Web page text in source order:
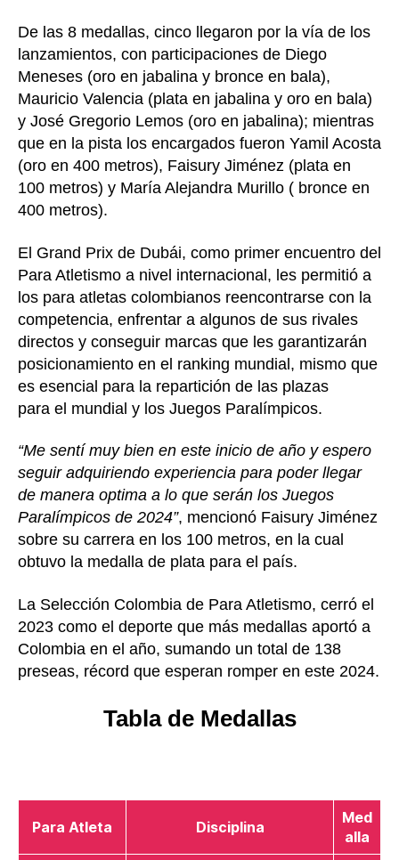
De las 8 medallas, cinco llegaron por la vía de los
lanzamientos, con participaciones de Diego
Meneses (oro en jabalina y bronce en bala),
Mauricio Valencia (plata en jabalina y oro en bala)
y José Gregorio Lemos (oro en jabalina); mientras
que en la pista los encargados fueron Yamil Acosta
(oro en 400 metros), Faisury Jiménez (plata en
100 metros) y María Alejandra Murillo ( bronce en
400 metros).
El Grand Prix de Dubái, como primer encuentro del
Para Atletismo a nivel internacional, les permitió a
los para atletas colombianos reencontrarse con la
competencia, enfrentar a algunos de sus rivales
directos y conseguir marcas que les garantizarán
posicionamiento en el ranking mundial, mismo que
es esencial para la repartición de las plazas
para el mundial y los Juegos Paralímpicos.
“Me sentí muy bien en este inicio de año y espero
seguir adquiriendo experiencia para poder llegar
de manera optima a lo que serán los Juegos
Paralímpicos de 2024”, mencionó Faisury Jiménez
sobre su carrera en los 100 metros, en la cual
obtuvo la medalla de plata para el país.
La Selección Colombia de Para Atletismo, cerró el
2023 como el deporte que más medallas aportó a
Colombia en el año, sumando un total de 138
preseas, récord que esperan romper en este 2024.
Tabla de Medallas
Para Atleta Disciplina
Med
alla